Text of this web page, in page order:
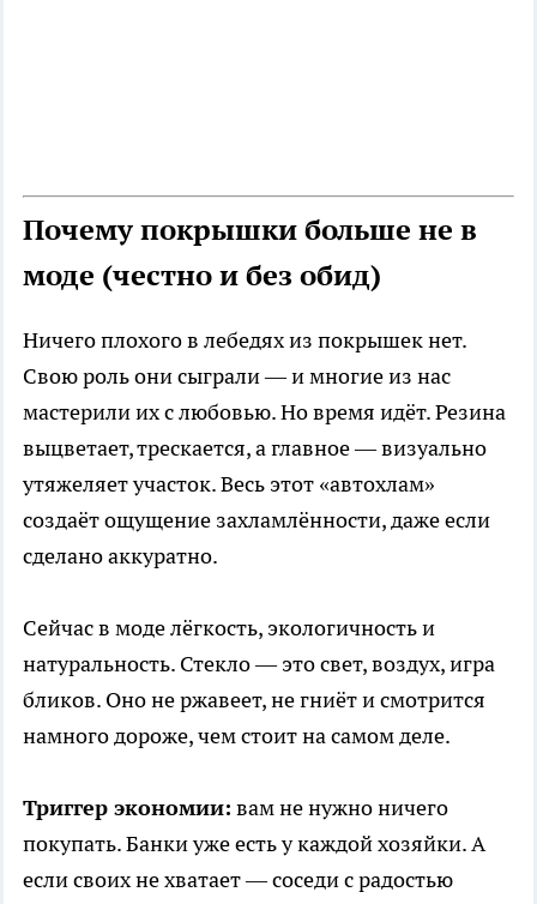
Почему покрышки больше не в
моде (честно и без обид)
Ничего плохого в лебедях из покрышек нет.
Свою роль они сыграли — и многие из нас
мастерили их с любовью. Но время идёт. Резина
выцветает, трескается, а главное — визуально
утяжеляет участок. Весь этот «автохлам»
создаёт ощущение захламлённости, даже если
сделано аккуратно.
Сейчас в моде лёгкость, экологичность и
натуральность. Стекло — это свет, воздух, игра
бликов. Оно не ржавеет, не гниёт и смотрится
намного дороже, чем стоит на самом деле.
Триггер экономии: вам не нужно ничего
покупать. Банки уже есть у каждой хозяйки. А
если своих не хватает — соседи с радостью